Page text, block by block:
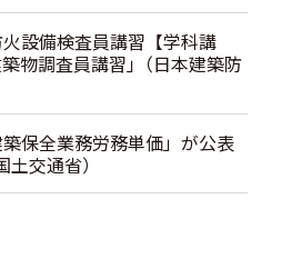
設備検査員講習【学科講
物調査員講習｣（日本建築防
築保全業務労務単価」が公表
交通省）